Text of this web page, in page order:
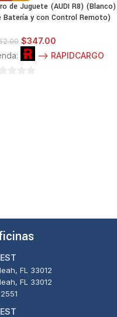
de Juguete (AUDI R8) (Blanco)
Batería y con Control Remoto)
$347.00
--> RAPIDCARGO
FL 33012
FL 33012